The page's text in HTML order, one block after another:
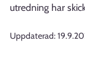
utredning har
Uppdaterad: